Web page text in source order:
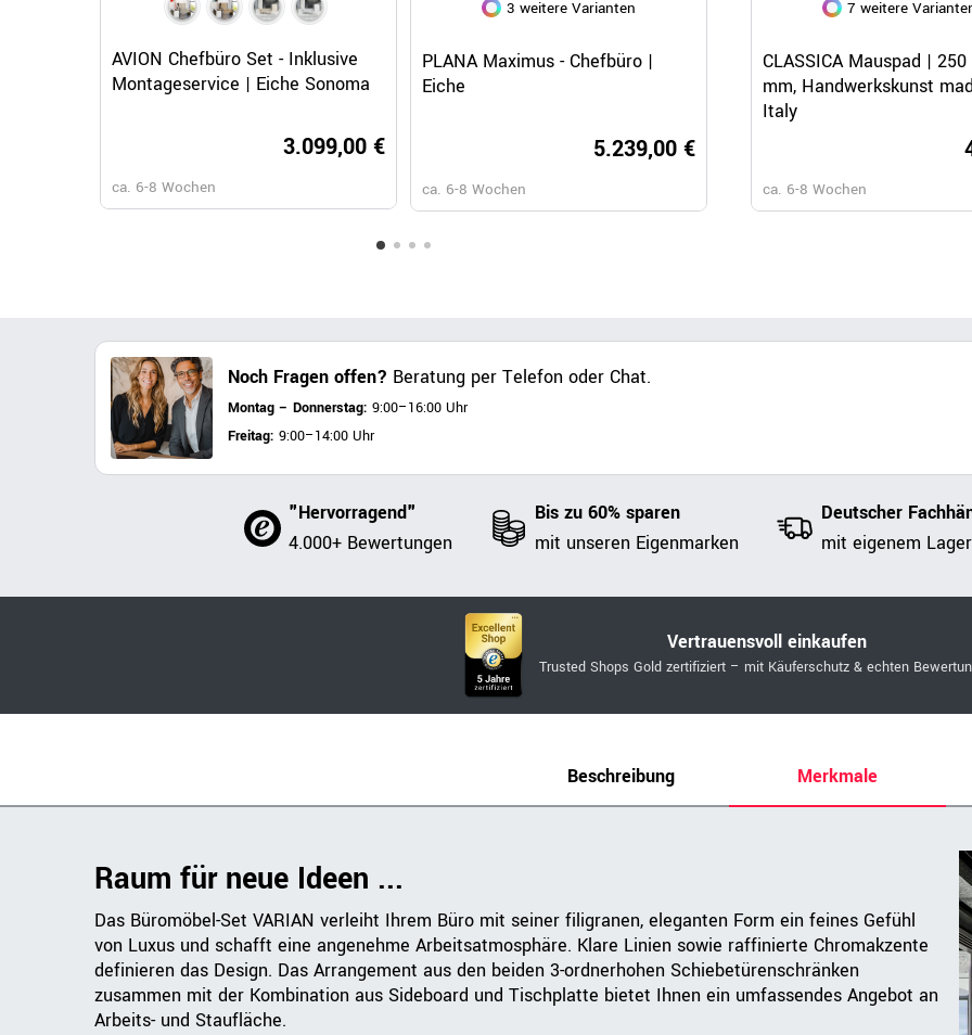
AVION Chefbüro Set - Inklusive
Montageservice | Eiche Sonoma
3.099,00 €
ca. 6-8 Wochen
3 weitere Varianten
PLANA Maximus - Chefbüro |
Eiche
5.239,00 €
ca. 6-8 Wochen
3 weitere Varianten
PLANA Maia - Chefbüro
ca. 6-8 Wochen
7 weitere
CLASSICA Mauspad |
mm, Handwerkskunst
Italy
ca. 6-8 Wochen
Noch Fragen offen? Beratung per Telefon oder Chat.
Montag – Donnerstag: 9:00–16:00 Uhr
Freitag: 9:00–14:00 Uhr
"Hervorragend"
4.000+ Bewertungen
Bis zu 60% sparen
mit unseren Eigenmarken
Deutscher
mit eigenem Lager
Vertrauensvoll einkaufen
Trusted Shops Gold zertifiziert – mit Käuferschutz & echten
Beschreibung Merkmale
Raum für neue Ideen ...
Das Büromöbel-Set VARIAN verleiht Ihrem Büro mit seiner filigranen, eleganten Form ein feines Gefühl
von Luxus und schafft eine angenehme Arbeitsatmosphäre. Klare Linien sowie raffinierte Chromakzente
definieren das Design. Das Arrangement aus den beiden 3-ordnerhohen Schiebetürenschränken
zusammen mit der Kombination aus Sideboard und Tischplatte bietet Ihnen ein umfassendes Angebot an
Arbeits- und Staufläche.